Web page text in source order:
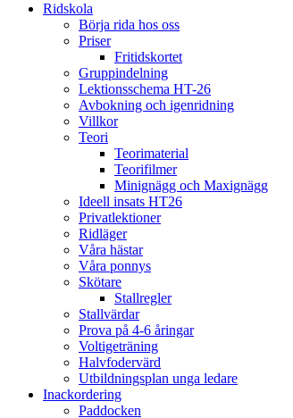
Ridskola
Börja rida hos oss
Priser
Fritidskortet
Gruppindelning
Lektionsschema HT-26
Avbokning och igenridning
Villkor
Teori
Teorimaterial
Teorifilmer
Minignägg och Maxignägg
Ideell insats HT26
Privatlektioner
Ridläger
Våra hästar
Våra ponnys
Skötare
Stallregler
Stallvärdar
Prova på 4-6 åringar
Voltigeträning
Halvfodervärd
Utbildningsplan unga ledare
Inackordering
Paddocken